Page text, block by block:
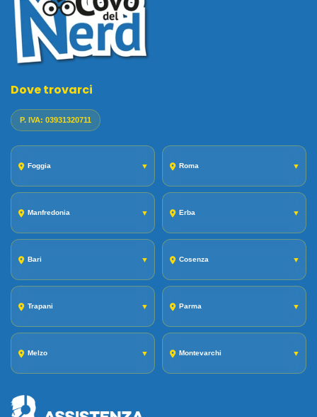
Dove trovarci
P. IVA: 03931320711
Foggia ▼ Roma ▼
Manfredonia ▼ Erba ▼
Bari ▼ Cosenza ▼
Trapani ▼ Parma ▼
Melzo ▼ Montevarchi ▼